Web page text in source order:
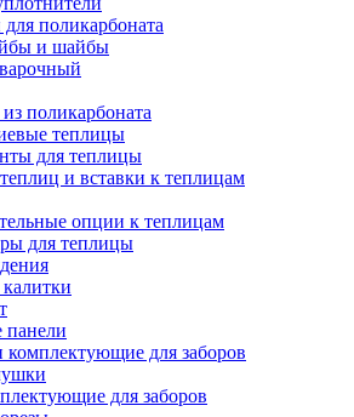
поликарбоната
и шайбы
поликарбоната
теплицы
для теплицы
и вставки к теплицам
опции к теплицам
для теплицы
панели
для заборов
для заборов